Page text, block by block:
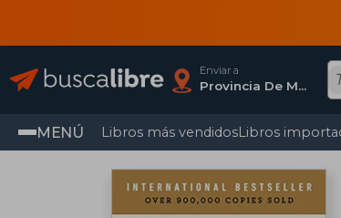
Enviar a
Provincia De Madrid
MENÚ Libros más vendidosLibros